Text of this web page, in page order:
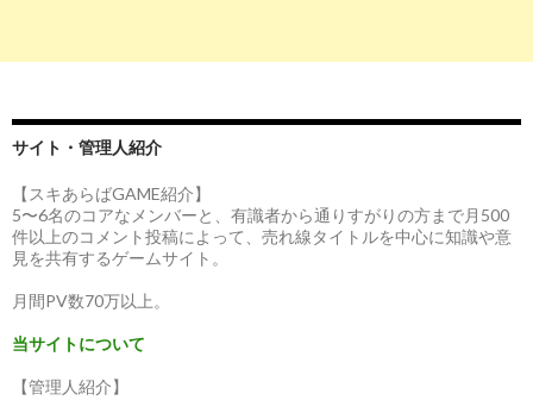
サイト・管理人紹介
【スキあらばGAME紹介】
5〜6名のコアなメンバーと、有識者から通りすがりの方まで月500
件以上のコメント投稿によって、売れ線タイトルを中心に知識や意
見を共有するゲームサイト。
月間PV数70万以上。
当サイトについて
【管理人紹介】